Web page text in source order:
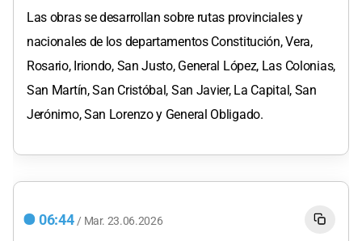
Las obras se desarrollan sobre rutas provinciales y
nacionales de los departamentos Constitución, Vera,
Rosario, Iriondo, San Justo, General López, Las Colonias,
San Martín, San Cristóbal, San Javier, La Capital, San
Jerónimo, San Lorenzo y General Obligado.
06:44 / Mar. 23.06.2026